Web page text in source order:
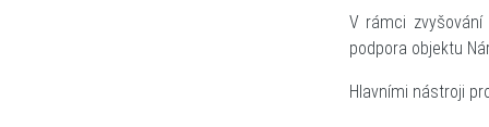
V rámci
podpora objektu
Hlavními nástroji